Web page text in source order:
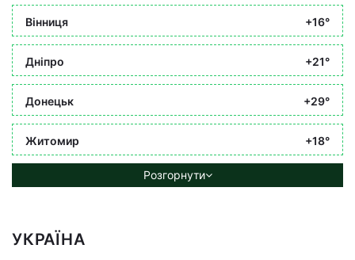
Вінниця +16°
Дніпро +21°
Донецьк +29°
Житомир +18°
Розгорнути
УКРАЇНА